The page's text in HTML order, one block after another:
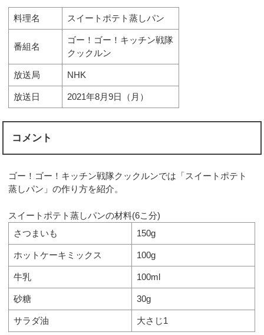
料理名 スイートポテト蒸しパン
番組名
ゴー！ゴー！キッチン戦隊
クックルン
放送局 NHK
放送日 2021年8月9日（月）
コメント
ゴー！ゴー！キッチン戦隊クックルンでは「スイートポテト
蒸しパン」の作り方を紹介。
スイートポテト蒸しパンの材料(6こ分)
さつまいも
150g
ホットケーキミックス 100g
牛乳 100ml
砂糖 30g
サラダ油 大さじ1